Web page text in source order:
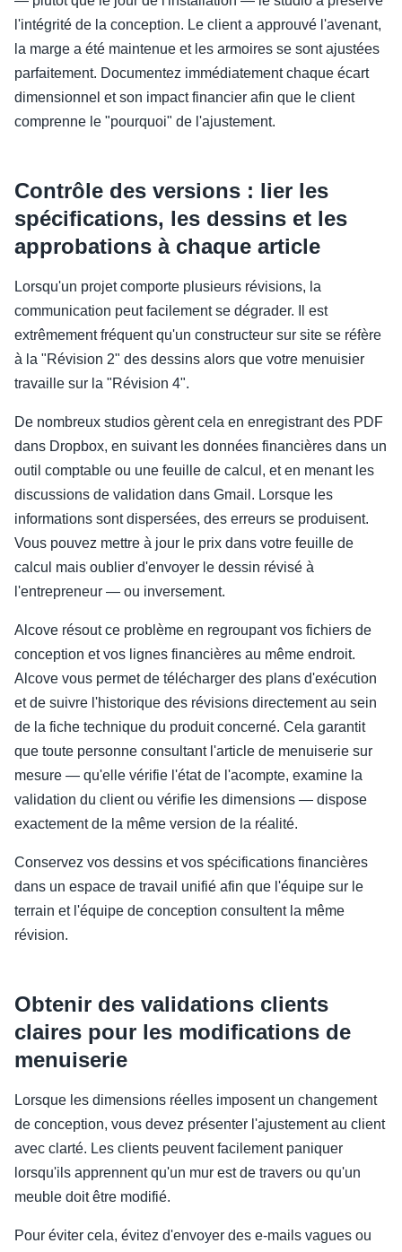
l'intégrité de la conception. Le client a approuvé l'avenant,
la marge a été maintenue et les armoires se sont ajustées
parfaitement. Documentez immédiatement chaque écart
dimensionnel et son impact financier afin que le client
comprenne le "pourquoi" de l'ajustement.
Contrôle des versions : lier les
spécifications, les dessins et les
approbations à chaque article
Lorsqu'un projet comporte plusieurs révisions, la
communication peut facilement se dégrader. Il est
extrêmement fréquent qu'un constructeur sur site se réfère
à la "Révision 2" des dessins alors que votre menuisier
travaille sur la "Révision 4".
De nombreux studios gèrent cela en enregistrant des PDF
dans Dropbox, en suivant les données financières dans un
outil comptable ou une feuille de calcul, et en menant les
discussions de validation dans Gmail. Lorsque les
informations sont dispersées, des erreurs se produisent.
Vous pouvez mettre à jour le prix dans votre feuille de
calcul mais oublier d'envoyer le dessin révisé à
l'entrepreneur — ou inversement.
Alcove résout ce problème en regroupant vos fichiers de
conception et vos lignes financières au même endroit.
Alcove vous permet de télécharger des plans d'exécution
et de suivre l'historique des révisions directement au sein
de la fiche technique du produit concerné. Cela garantit
que toute personne consultant l'article de menuiserie sur
mesure — qu'elle vérifie l'état de l'acompte, examine la
validation du client ou vérifie les dimensions — dispose
exactement de la même version de la réalité.
Conservez vos dessins et vos spécifications financières
dans un espace de travail unifié afin que l'équipe sur le
terrain et l'équipe de conception consultent la même
révision.
Obtenir des validations clients
claires pour les modifications de
menuiserie
Lorsque les dimensions réelles imposent un changement
de conception, vous devez présenter l'ajustement au client
avec clarté. Les clients peuvent facilement paniquer
lorsqu'ils apprennent qu'un mur est de travers ou qu'un
meuble doit être modifié.
Pour éviter cela, évitez d'envoyer des e-mails vagues ou